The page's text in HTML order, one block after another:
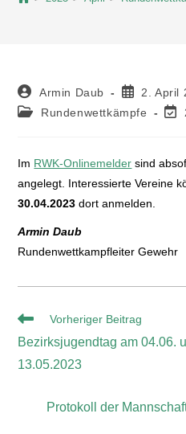
Armin Daub
2. April
Rundenwettkämpfe
Im RWK-Onlinemelder sind
angelegt. Interessierte Vereine
30.04.2023 dort anmelden.
Armin Daub
Rundenwettkampfleiter Gewehr
Vorheriger Beitrag
Bezirksjugendtag am 04.06.
13.05.2023
Protokoll der